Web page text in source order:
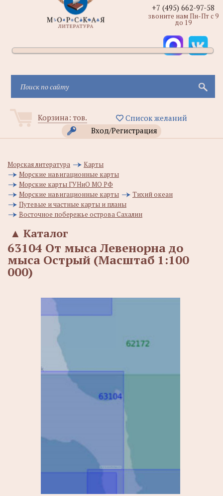
Корзина: тов.
Список желаний
Вход/Регистрация
+7 (495) 662-97-58
звоните нам Пн-Пт с 9
до 19
Морская литература
Карты
Морские навигационные карты
Морские карты ГУНиО МО РФ
Морские навигационные карты
Тихий океан
Путевые и частные карты и планы
Восточное побережье острова Сахалин
Каталог
▲
63104 От мыса Левенорна до
мыса Острый (Масштаб 1:100
000)